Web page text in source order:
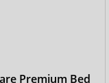
Premium Bed